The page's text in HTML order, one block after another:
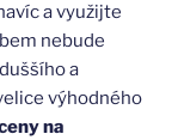
a využijte
nebude
a
výhodného
na